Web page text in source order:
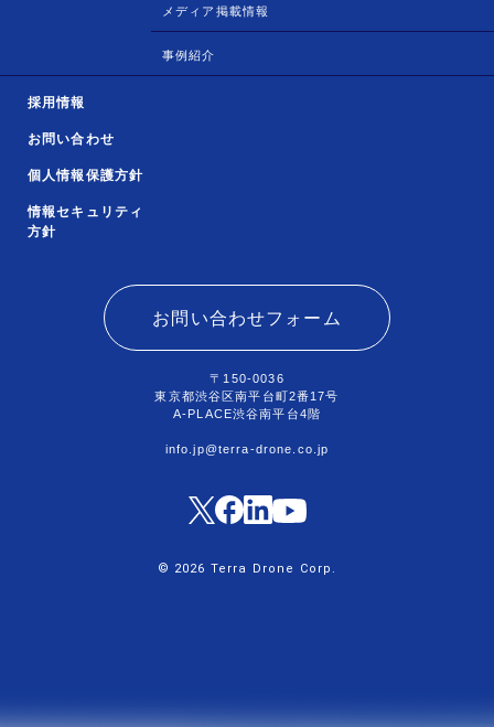
メディア掲載情報
事例紹介
採用情報
お問い合わせ
個人情報保護方針
情報セキュリティ
方針
お問い合わせフォーム
〒150-0036
東京都渋谷区南平台町2番17号
A-PLACE渋谷南平台4階
info.jp@terra-drone.co.jp
© 2026 Terra Drone Corp.